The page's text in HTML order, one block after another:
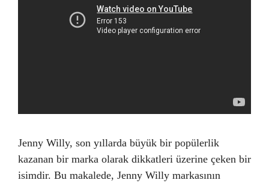
Jenny Willy, son yıllarda büyük bir popülerlik
kazanan bir marka olarak dikkatleri üzerine çeken bir
isimdir. Bu makalede, Jenny Willy markasının